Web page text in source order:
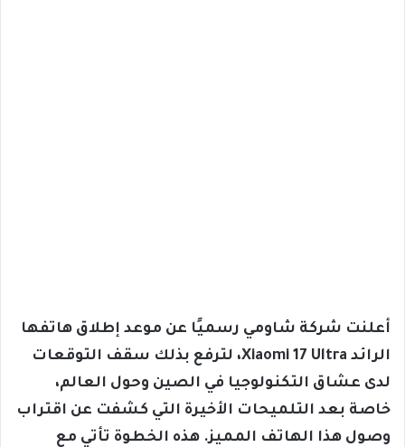
أعلنت شركة شاومي رسميًا عن موعد إطلاق هاتفها
الرائد Xiaomi 17 Ultra، لترفع بذلك سقف التوقعات
لدى عشاق التكنولوجيا في الصين وحول العالم،
خاصة بعد التلميحات الأخيرة التي كشفت عن اقتراب
وصول هذا الهاتف المميز. هذه الخطوة تأتي مع